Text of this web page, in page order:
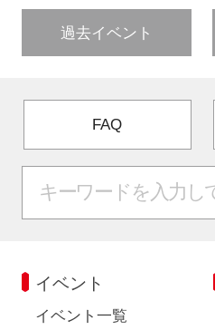
過去イベント
FAQ
イベント
イベント一覧